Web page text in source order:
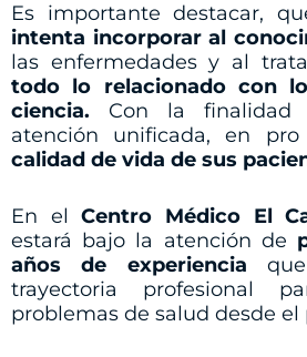
Es importante destacar,
intenta incorporar al
las enfermedades y al
todo lo relacionado con
ciencia. Con la finalidad
atención unificada, en
calidad de vida de sus
En elCentro Médico El
estará bajo la atención de
años de experiencia
trayectoria profesional
problemas de salud desde el